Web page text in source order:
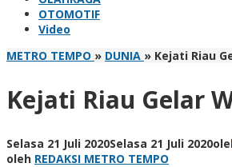
OTOMOTIF
Video
METRO TEMPO » DUNIA » Kejati Riau
Kejati Riau Gelar
Selasa 21 Juli 2020Selasa 21 Juli 2020
oleh REDAKSI METRO TEMPO